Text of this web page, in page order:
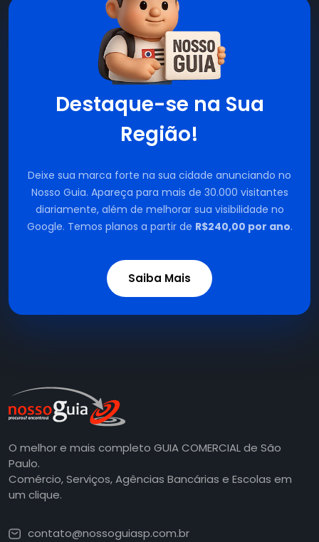
Destaque-se na Sua
Região!
Deixe sua marca forte na sua cidade anunciando no
Nosso Guia. Apareça para mais de 30.000 visitantes
diariamente, além de melhorar sua visibilidade no
Google. Temos planos a partir de R$240,00 por ano.
Saiba Mais
O melhor e mais completo GUIA COMERCIAL de São
Paulo.
Comércio, Serviços, Agências Bancárias e Escolas em
um clique.
contato@nossoguiasp.com.br